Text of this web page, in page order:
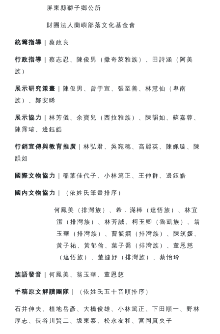
屏東縣獅子鄉公所
財團法人蘭嶼部落文化基金會
統籌指導 ｜蔡政良
行政指導
｜蔡志忍、陳俊男（撒奇萊雅族）、田詩涵（阿美
族）
展示研究策畫
｜陳俊男、曾于宣、張至善、林慧仙（卑南
族）、鄭安睎
展示協力
｜林芳儀、余寶兒（西拉雅族）、陳韻如、蘇嘉蓉、
陳霈璿、邊鈺皓
行銷宣傳與教育推廣
｜林弘君、吳宛穗、高麗英、陳姵璇、陳
韻如
國際文物協力 稲葉佳代子、小林篤正、王仲群、邊鈺皓
國內文物協力 ｜（依姓氏筆畫排序）
何鳳美（排灣族）、希．滿棒（達悟族）、林宜
潔（排灣族）、 林芳誠、柯玉卿（魯凱族）、翁
玉華（排灣族）、 曹毓嫻（排灣族）、 陳筑媛、
黃子祐、黃郁倫、 葉子喬（排灣族）、董恩慈
（達悟族）、 董婕妤（排灣族）、 蔡怡玲
族語發音 ｜何鳳美、翁玉華、董恩慈
手稿原文解讀團隊 ｜（依姓氏五十音順排序）
石井伸夫、植地岳彥、大橋俊雄、小林篤正、下田順一、 野林
厚志、長谷川賢二、坂東泰、松永友和、宮岡真央子